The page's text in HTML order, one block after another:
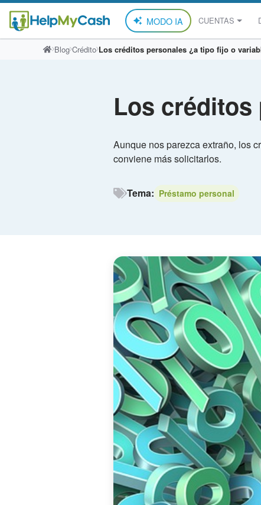
MODO IA CUENTAS
Blog Crédito Los créditos personales ¿a tipo fijo o
Los créditos
Aunque nos parezca extraño, los
conviene más solicitarlos.
Tema: Préstamo personal